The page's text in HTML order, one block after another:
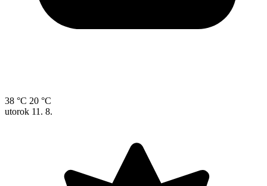
38 °C 20 °C
utorok 11. 8.